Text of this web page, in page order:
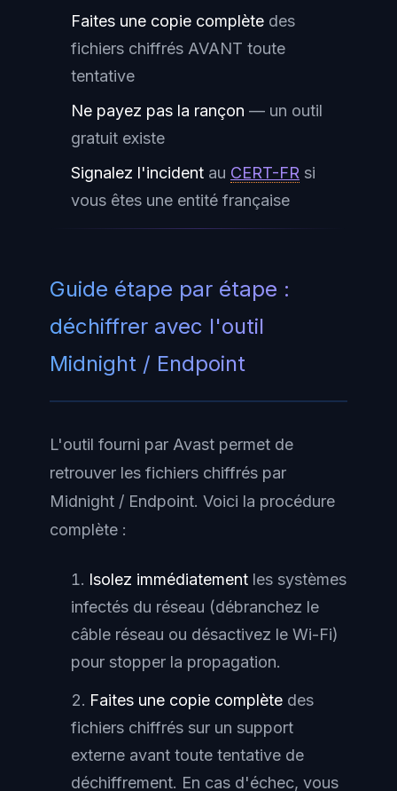
Faites une copie complète des
fichiers chiffrés AVANT toute
tentative
Ne payez pas la rançon — un outil
gratuit existe
Signalez l'incident au CERT-FR si
vous êtes une entité française
Guide étape par étape :
déchiffrer avec l'outil
Midnight / Endpoint
L'outil fourni par Avast permet de
retrouver les fichiers chiffrés par
Midnight / Endpoint. Voici la procédure
complète :
Isolez immédiatement les systèmes
infectés du réseau (débranchez le
câble réseau ou désactivez le Wi-Fi)
pour stopper la propagation.
Faites une copie complète des
fichiers chiffrés sur un support
externe avant toute tentative de
déchiffrement. En cas d'échec, vous